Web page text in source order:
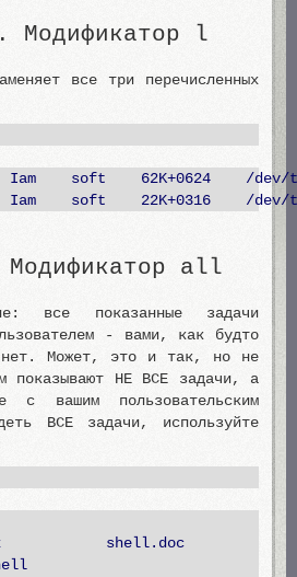
Модификатор l
все три перечисленных
soft 62K+0624 /
soft 22K+0316 /
all
все показанные задачи
- вами, как будто
нет. Может, это и так, но не
показывают НЕ ВСЕ задачи, а
с вашим пользовательским
ВСЕ задачи, используйте
ex shell.doc